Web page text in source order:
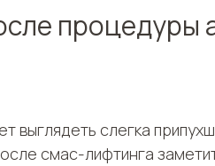
процедуры
слегка
смас-лифтинга